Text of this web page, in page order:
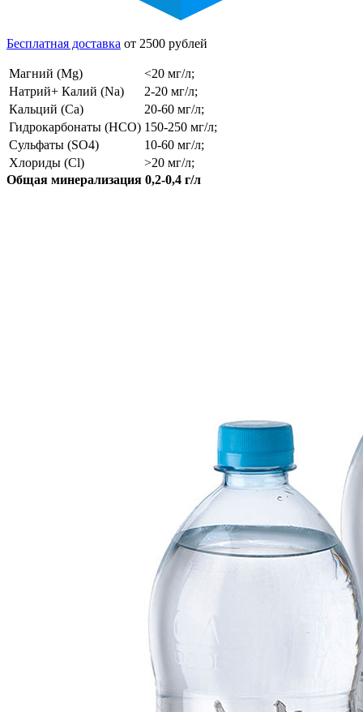
Бесплатная доставка от 2500 рублей
Магний (Mg)
<20 мг/л;
Натрий+ Калий (Na)
2-20 мг/л;
Кальций (Ca)
20-60 мг/л;
Гидрокарбонаты (HCO) 150-250 мг/л;
Сульфаты (SO4)
10-60 мг/л;
Хлориды (Cl)
>20 мг/л;
Общая минерализация 0,2-0,4 г/л